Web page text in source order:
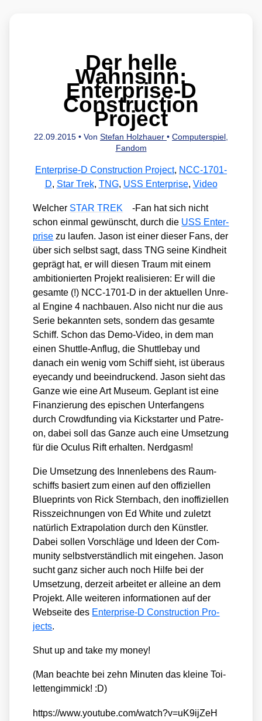
Der helle
Wahnsinn:
Enterprise‑D
Construction
Project
22.09.2015 • Von Stefan Holzhauer • Computerspiel ,
Fandom
Enterprise-D Construction Project, NCC-1701-
D, Star Trek, TNG, USS Enterprise, Video
Wel­cher STAR TREK
-Fan hat sich nicht
schon ein­mal gewünscht, durch die USS Enter­
pri­se zu lau­fen. Jason ist einer die­ser Fans, der
über sich selbst sagt, dass TNG sei­ne Kind­heit
geprägt hat, er will die­sen Traum mit einem
ambi­tio­nier­ten Pro­jekt rea­li­sie­ren: Er will die
gesam­te (!) NCC-1701‑D in der aktu­el­len Unre­
al Engi­ne 4 nach­bau­en. Also nicht nur die aus
Serie bekann­ten sets, son­dern das gesam­te
Schiff. Schon das Demo-Video, in dem man
einen Shut­tle-Anflug, die Shut­tle­bay und
danach ein wenig vom Schiff sieht, ist über­aus
eye­can­dy und beein­dru­ckend. Jason sieht das
Gan­ze wie eine Art Muse­um. Geplant ist eine
Finan­zie­rung des epi­schen Unter­fan­gens
durch Crowd­fun­ding via Kick­star­ter und Patre­
on, dabei soll das Gan­ze auch eine Umset­zung
für die Ocu­lus Rift erhal­ten. Nerd­gasm!
Die Umset­zung des Innen­le­bens des Raum­
schiffs basiert zum einen auf den offi­zi­el­len
Blue­prints von Rick Stern­bach, den inof­fi­zi­el­len
Riss­zeich­nun­gen von Ed White und zuletzt
natür­lich Extra­po­la­ti­on durch den Künst­ler.
Dabei sol­len Vor­schlä­ge und Ideen der Com­
mu­ni­ty selbst­ver­ständ­lich mit ein­ge­hen. Jason
sucht ganz sicher auch noch Hil­fe bei der
Umset­zung, der­zeit arbei­tet er allei­ne an dem
Pro­jekt. Alle wei­te­ren infor­ma­tio­nen auf der
Web­sei­te des Enterprise‑D Con­s­truc­tion Pro­
jects.
Shut up and take my money!
(Man beach­te bei zehn Minu­ten das klei­ne Toi­
let­ten­gim­mick! :D)
https://​www​.you​tube​.com/​w​a​t​c​h​?​v​=​u​K​9​i​j​Z​e​H​